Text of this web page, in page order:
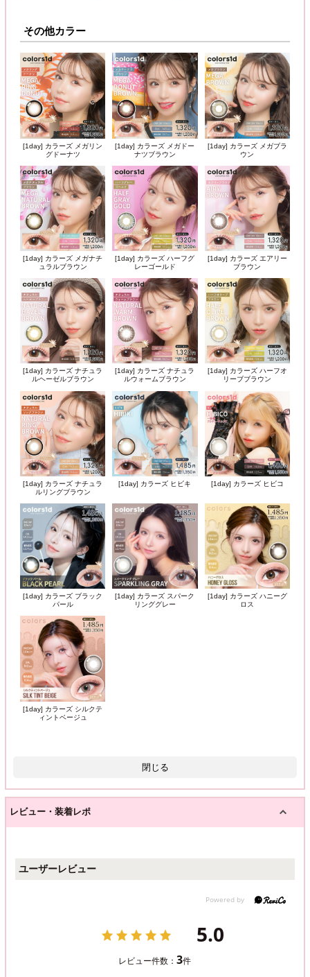
その他カラー
[1day] カラーズ メガリン
グドーナツ
[1day] カラーズ メガドー
ナツブラウン
[1day] カラーズ メガブラ
ウン
[1day] カラーズ メガナチ
ュラルブラウン
[1day] カラーズ ハーフグ
レーゴールド
[1day] カラーズ エアリー
ブラウン
[1day] カラーズ ナチュラ
ルヘーゼルブラウン
[1day] カラーズ ナチュラ
ルウォームブラウン
[1day] カラーズ ハーフオ
リーブブラウン
[1day] カラーズ ナチュラ
ルリングブラウン
[1day] カラーズ ヒビキ [1day] カラーズ ヒビコ
[1day] カラーズ ブラック
パール
[1day] カラーズ スパーク
リンググレー
[1day] カラーズ ハニーグ
ロス
[1day] カラーズ シルクテ
ィントベージュ
閉じる
レビュー・装着レポ
ユーザーレビュー
5.0
レビュー件数：3件